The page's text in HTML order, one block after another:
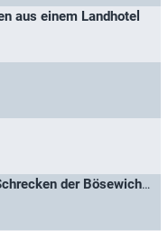
aus einem Landhotel
Darkwing Duck – Der Schrecken der Bösewichte